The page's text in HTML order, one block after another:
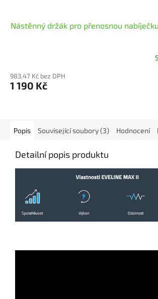
Nástěnný držák pro přenosnou
983,47 Kč bez DPH
1 190 Kč
Popis Související soubory (3) Hodnocení
Detailní popis produktu